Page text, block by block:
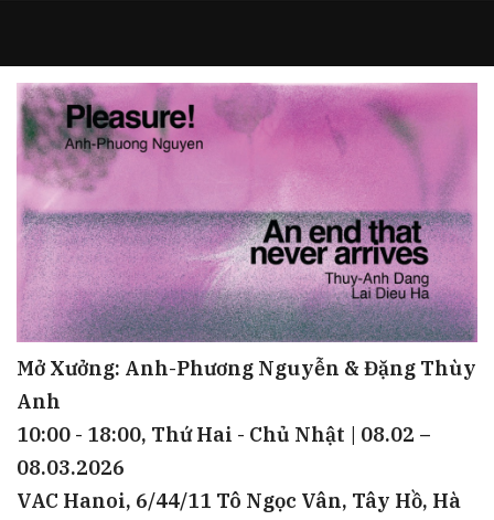
Mở Xưởng: Anh-Phương Nguyễn & Đặng Thùy
Anh
10:00 - 18:00, Thứ Hai - Chủ Nhật | 08.02 –
08.03.2026
VAC Hanoi, 6/44/11 Tô Ngọc Vân, Tây Hồ, Hà